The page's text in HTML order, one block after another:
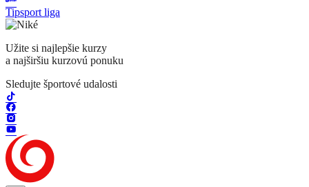
Tipsport liga
Užite si najlepšie kurzy
a najširšiu kurzovú ponuku
Sledujte športové udalosti